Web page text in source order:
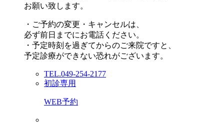
お願い致します。
・ご予約の変更・キャンセルは、
必ず前日までにお電話ください。
・予定時刻を過ぎてからのご来院ですと、
予定診療ができない恐れがございます。
TEL.049-254-2177
初診専用
WEB予約